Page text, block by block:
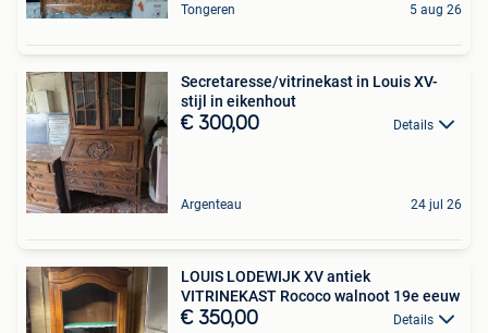
Tongeren 5 aug 26
Secretaresse/vitrinekast in Louis XV-
stijl in eikenhout
€ 300,00 Details
Argenteau 24 jul 26
LOUIS LODEWIJK XV antiek
VITRINEKAST Rococo walnoot 19e eeuw
€ 350,00 Details